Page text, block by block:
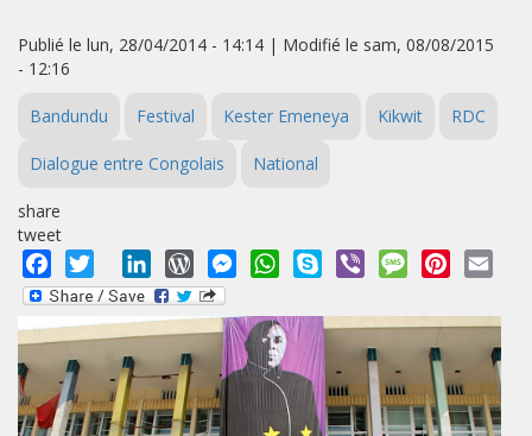
Publié le lun, 28/04/2014 - 14:14 | Modifié le sam, 08/08/2015
- 12:16
Bandundu Festival Kester Emeneya Kikwit RDC
Dialogue entre Congolais National
share
tweet
Facebook
Twitter LinkedInWordPressMessengerWhatsApp
Skype Viber MessagePinterest